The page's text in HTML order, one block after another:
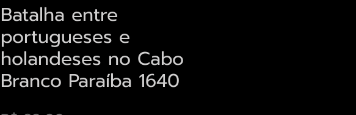
Batalha entre
portugueses e
holandeses no Cabo
Branco Paraíba 1640